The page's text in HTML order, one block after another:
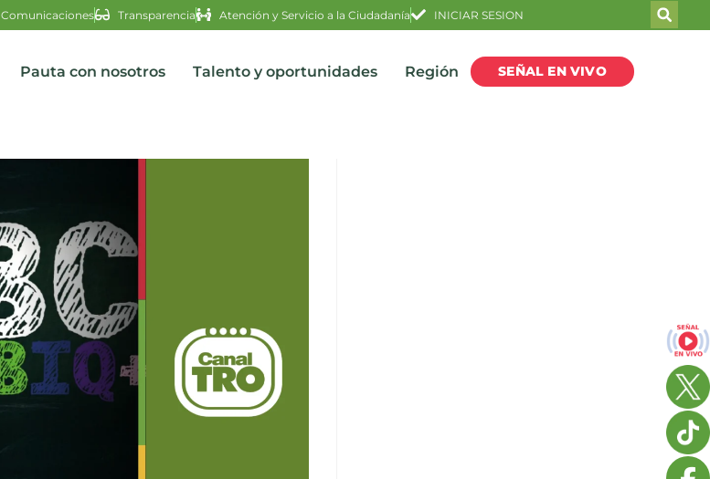
Comunicaciones Transparencia Atención y Servicio a la Ciudadanía INICIAR SESION
Pauta con nosotros Talento y oportunidades Región SEÑAL EN VIVO